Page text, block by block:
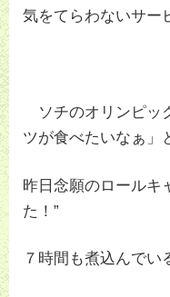
気をてらわないサー
ソチのオリンピッ
ツが食べたいなぁ」
昨日念願のロールキ
た！”
７時間も煮込んでい